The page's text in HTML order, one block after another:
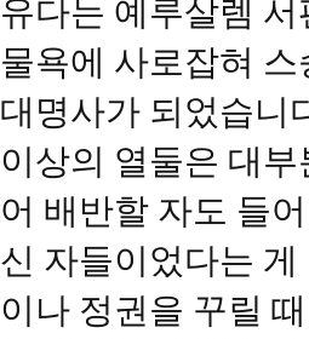
유다는 예루살렘
물욕에 사로잡혀
대명사가 되었습니
이상의 열둘은 대
어 배반할 자도 들
신 자들이었다는
이나 정권을 꾸릴